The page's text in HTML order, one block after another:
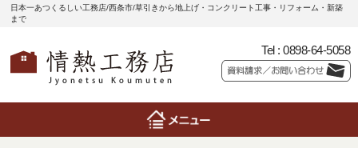
日本一あつくるしい工務店/西条市/草引きから地上げ・コンクリート工事・リフォーム・新築
まで
Tel : 0898-64-5058